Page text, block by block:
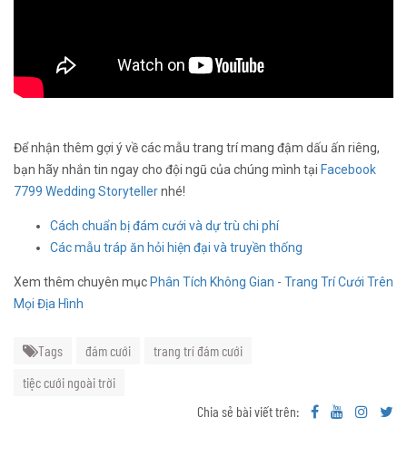
Để nhận thêm gợi ý về các mẫu trang trí mang đậm dấu ấn riêng,
bạn hãy nhắn tin ngay cho đội ngũ của chúng mình tại Facebook
7799 Wedding Storytellernhé!
Cách chuẩn bị đám cưới và dự trù chi phí
Các mẫu tráp ăn hỏi hiện đại và truyền thống
Xem thêm chuyên mục Phân Tích Không Gian - Trang Trí Cưới Trên
Mọi Địa Hình
Tags đám cưới
trang trí đám cưới
tiệc cưới ngoài trời
Chia sẻ bài viết trên: